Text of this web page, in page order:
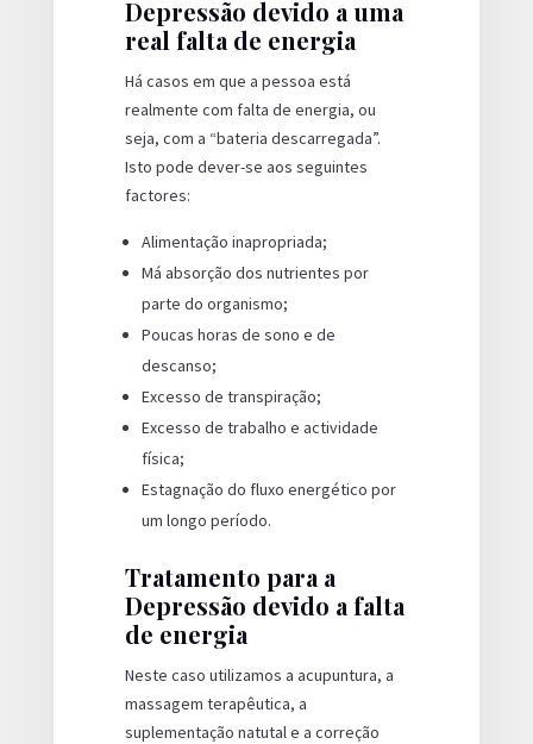
Depressão devido a uma
real falta de energia
Há casos em que a pessoa está
realmente com falta de energia, ou
seja, com a “bateria descarregada”.
Isto pode dever-se aos seguintes
factores:
Alimentação inapropriada;
Má absorção dos nutrientes por
parte do organismo;
Poucas horas de sono e de
descanso;
Excesso de transpiração;
Excesso de trabalho e actividade
física;
Estagnação do fluxo energético por
um longo período.
Tratamento para a
Depressão devido a falta
de energia
Neste caso utilizamos a acupuntura, a
massagem terapêutica, a
suplementação natutal e a correção